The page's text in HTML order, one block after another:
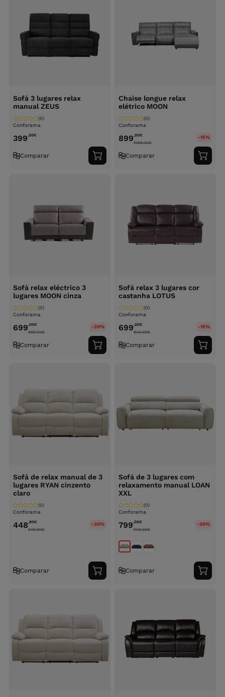
Sofá 3 lugares relax
manual ZEUS
Conforama
(0)
399,00€
Comparar
Adicionar
ao
Chaise longue relax
elétrico MOON
Conforama
(0)
899,00€
1099.00€
-15%
Comparar
ao
Sofá relax eléctrico 3
lugares MOON cinza
Conforama
(0)
699,00€
899.00€
-20%
Comparar
Adicionar
ao
Sofá relax 3 lugares cor
castanha LOTUS
Conforama
(0)
699,00€
849.00€
-15%
Comparar
ao
Sofá de relax manual de 3
lugares RYAN cinzento
claro
Conforama
(0)
448,90€
648.90€
-30%
Comparar
Adicionar
ao
Sofá de 3 lugares com
relaxamento manual LOAN
XXL
Conforama
(0)
799,00€
1149.00€
-30%
Comparar
ao